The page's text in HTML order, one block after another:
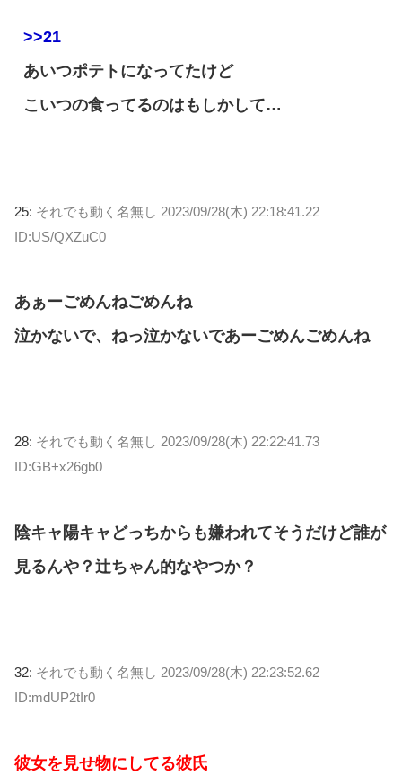
>>21
あいつポテトになってたけど
こいつの食ってるのはもしかして…
25: それでも動く名無し 2023/09/28(木) 22:18:41.22
ID:US/QXZuC0
あぁーごめんねごめんね
泣かないで、ねっ泣かないであーごめんごめんね
28: それでも動く名無し 2023/09/28(木) 22:22:41.73
ID:GB+x26gb0
陰キャ陽キャどっちからも嫌われてそうだけど誰が
見るんや？辻ちゃん的なやつか？
32: それでも動く名無し 2023/09/28(木) 22:23:52.62
ID:mdUP2tIr0
彼女を見せ物にしてる彼氏